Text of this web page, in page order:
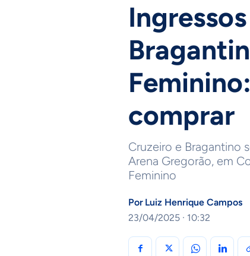
comprar
Cruzeiro e Bragantino
Arena Gregorão, em
Feminino
Por Luiz Henrique Campos
23/04/2025 · 10:32